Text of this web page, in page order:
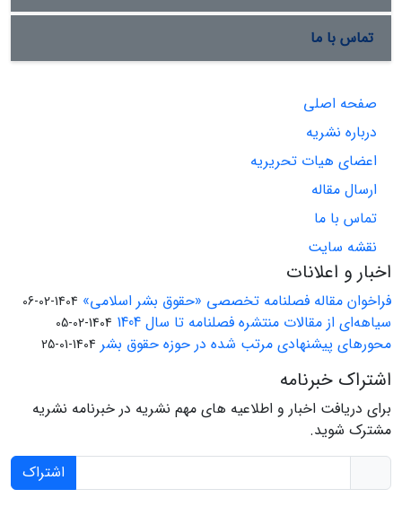
تماس با ما
صفحه اصلی
درباره نشریه
اعضای هیات تحریریه
ارسال مقاله
تماس با ما
نقشه سایت
اخبار و اعلانات
فراخوان مقاله فصلنامه تخصصی «حقوق بشر اسلامی» 1404-02-06
سیاهه‌ای از مقالات منتشره فصلنامه تا سال 1404 1404-02-05
محورهای پیشنهادی مرتب شده در حوزه حقوق بشر 1404-01-25
اشتراک خبرنامه
برای دریافت اخبار و اطلاعیه های مهم نشریه در خبرنامه نشریه
مشترک شوید.
اشتراک